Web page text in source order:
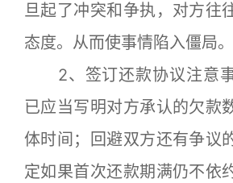
旦起了冲突和争执，对方往
态度。从而使事情陷入僵局。
2、签订还款协议注意事
已应当写明对方承认的欠款
体时间；回避双方还有争议
定如果首次还款期满仍不依